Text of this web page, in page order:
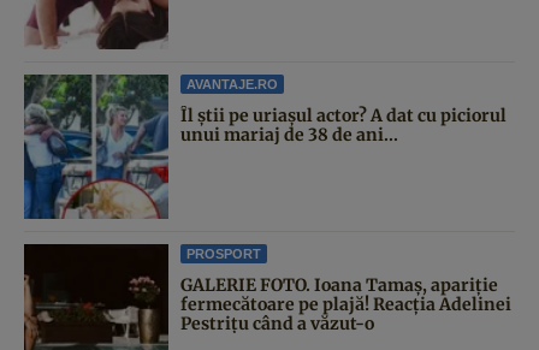
AVANTAJE.RO
Îl știi pe uriașul actor? A dat cu piciorul
unui mariaj de 38 de ani...
PROSPORT
GALERIE FOTO. Ioana Tamaş, apariție
fermecătoare pe plajă! Reacția Adelinei
Pestrițu când a văzut-o